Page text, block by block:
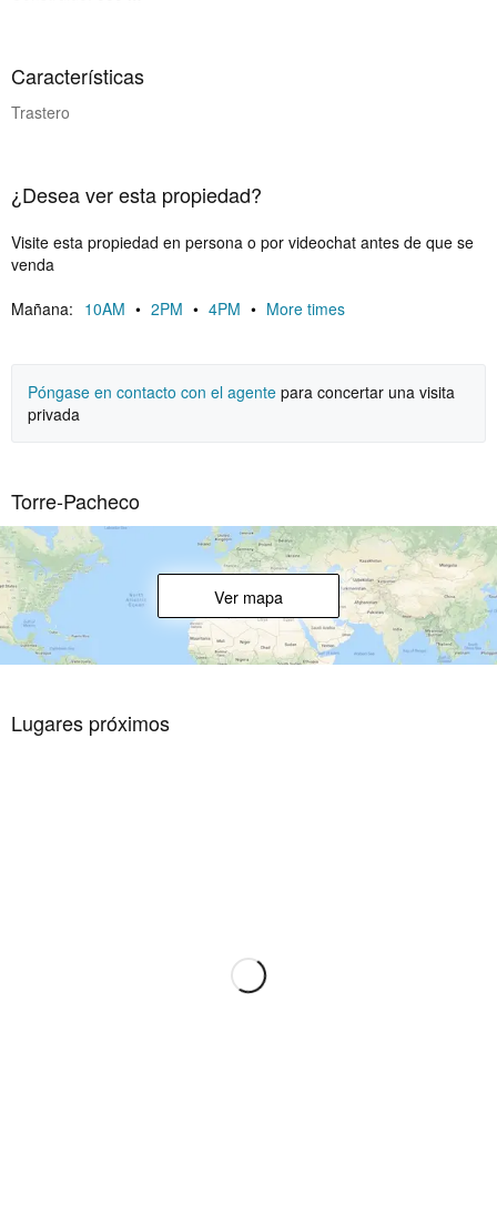
Características
Trastero
¿Desea ver esta propiedad?
Visite esta propiedad en persona o por videochat antes de que se
venda
Mañana: 10AM • 2PM • 4PM • More times
Póngase en contacto con el agente para concertar una visita
privada
Torre-Pacheco
Ver mapa
Lugares próximos